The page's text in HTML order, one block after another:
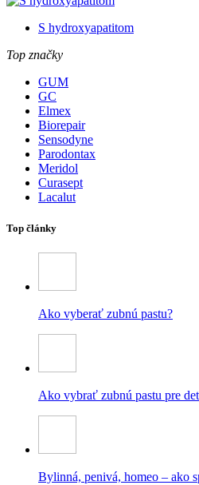
S hydroxyapatitom
Top značky
GUM
GC
Elmex
Biorepair
Sensodyne
Parodontax
Meridol
Curasept
Lacalut
Top články
Ako vyberať zubnú pastu?
Ako vybrať zubnú pastu pre
Bylinná, penivá, homeo – ako